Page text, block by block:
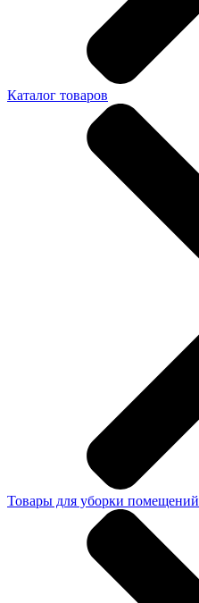
Каталог товаров
Товары для уборки помещений